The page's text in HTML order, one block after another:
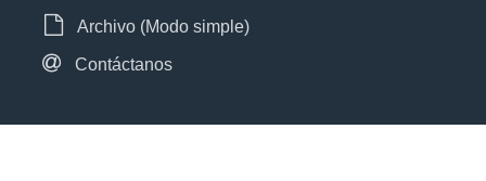
Archivo (Modo simple)
Contáctanos